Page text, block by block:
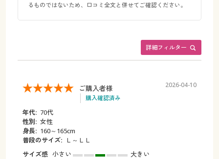
るものではないため、口コミ全文と併せてご確認ください。
詳細フィルター
ご購入者様
購入確認済み
2026-04-10
年代: 70代
性別: 女性
身長: 160～165cm
普段のサイズ: Ｌ～ＬＬ
サイズ感 小さい
大きい